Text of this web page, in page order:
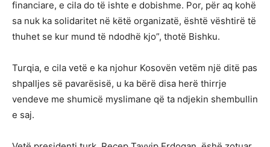
financiare, e cila do të ishte e dobishme. Por, për aq kohë
sa nuk ka solidaritet në këtë organizatë, është vështirë të
thuhet se kur mund të ndodhë kjo”, thotë Bishku.
Turqia, e cila vetë e ka njohur Kosovën vetëm një ditë pas
shpalljes së pavarësisë, u ka bërë disa herë thirrje
vendeve me shumicë myslimane që ta ndjekin shembullin
e saj.